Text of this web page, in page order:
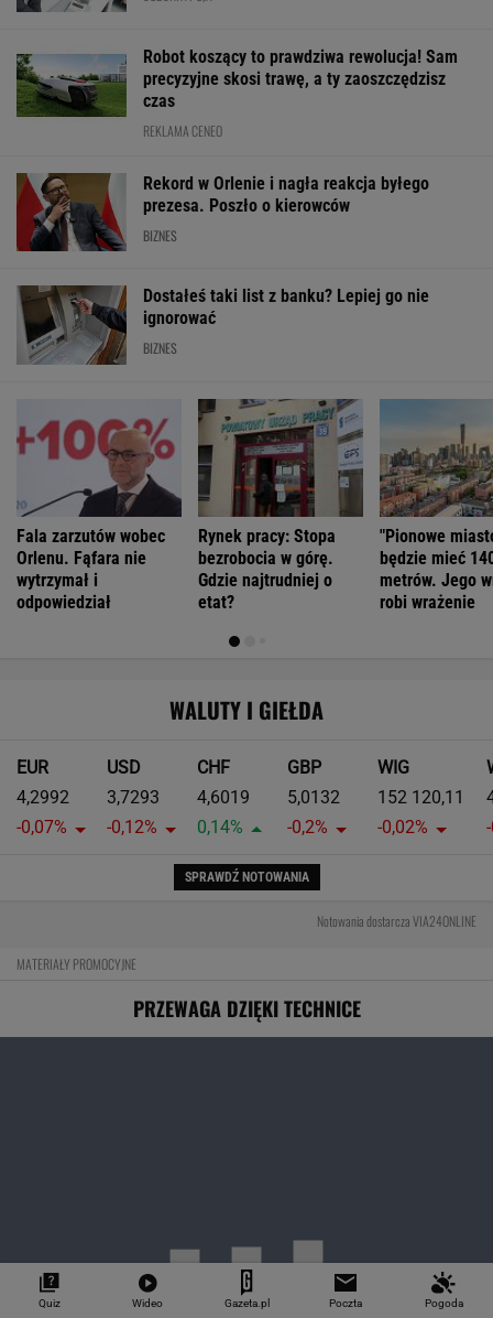
Robot koszący to prawdziwa rewolucja! Sam
precyzyjne skosi trawę, a ty zaoszczędzisz
czas
REKLAMA CENEO
Rekord w Orlenie i nagła reakcja byłego
prezesa. Poszło o kierowców
BIZNES
Dostałeś taki list z banku? Lepiej go nie
ignorować
BIZNES
Fala zarzutów wobec
Orlenu. Fąfara nie
wytrzymał i
odpowiedział
Rynek pracy: Stopa
bezrobocia w górę.
Gdzie najtrudniej o
etat?
"Pionowe
będzie mieć
metrów. Jego
robi wrażenie
WALUTY I GIEŁDA
EUR
4,2992
-0,07%
USD
3,7293
-0,12%
CHF
4,6019
0,14%
GBP
5,0132
-0,2%
WIG
152 120,11
-0,02%
SPRAWDŹ NOTOWANIA
Notowania dostarcza VIA24ONLINE
MATERIAŁY PROMOCYJNE
PRZEWAGA DZIĘKI TECHNICE
Quiz Wideo Gazeta.pl Poczta Pogoda